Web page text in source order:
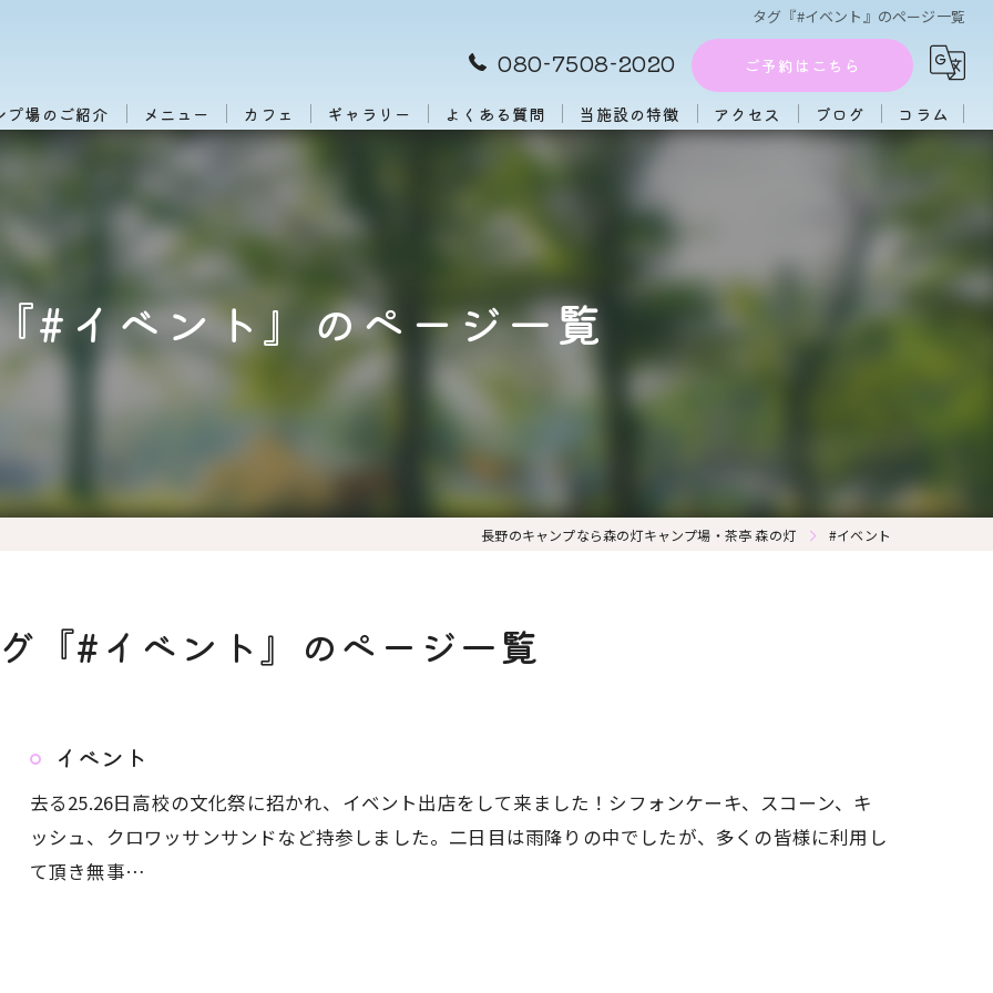
タグ『#イベント』のページ一覧
080-7508-2020 ご予約はこちら
プ場のご紹介 メニュー カフェ ギャラリー よくある質問 当施設の特徴
大人数
アクセス ブログ コラム
#イベント』のページ一覧
長野のキャンプなら森の灯キャンプ場・茶亭 森の灯 #イベント
『#イベント』のページ一覧
イベント
去る25.26日高校の文化祭に招かれ、イベント出店をして来ました！シフォンケーキ、スコーン、キ
ッシュ、クロワッサンサンドなど持参しました。二日目は雨降りの中でしたが、多くの皆様に利用し
て頂き無事…